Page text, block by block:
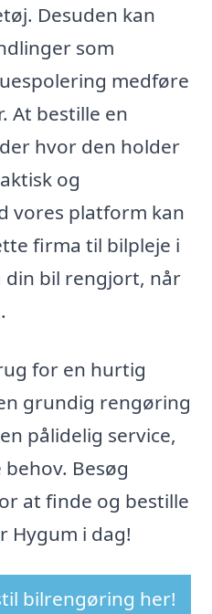
Desuden kan
som
medføre
At bestille en
hvor den holder
og
vores platform kan
firma til bilpleje i
din bil rengjort, når
for en hurtig
grundig rengøring
pålidelig service,
Besøg
at finde og bestille
Hygum i dag!
bilrengøring her!